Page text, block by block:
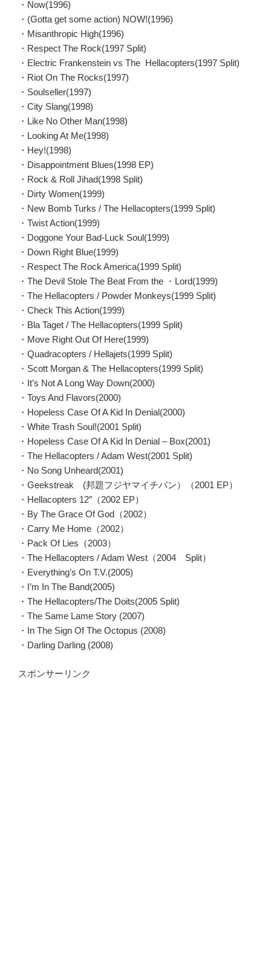
・Now(1996)
・(Gotta get some action) NOW!(1996)
・Misanthropic High(1996)
・Respect The Rock(1997 Split)
・Electric Frankenstein vs The Hellacopters(1997 Split)
・Riot On The Rocks(1997)
・Soulseller(1997)
・City Slang(1998)
・Like No Other Man(1998)
・Looking At Me(1998)
・Hey!(1998)
・Disappointment Blues(1998 EP)
・Rock & Roll Jihad(1998 Split)
・Dirty Women(1999)
・New Bomb Turks / The Hellacopters(1999 Split)
・Twist Action(1999)
・Doggone Your Bad-Luck Soul(1999)
・Down Right Blue(1999)
・Respect The Rock America(1999 Split)
・The Devil Stole The Beat From the ・Lord(1999)
・The Hellacopters / Powder Monkeys(1999 Split)
・Check This Action(1999)
・Bla Taget / The Hellacopters(1999 Split)
・Move Right Out Of Here(1999)
・Quadracopters / Hellajets(1999 Split)
・Scott Morgan & The Hellacopters(1999 Split)
・It’s Not A Long Way Down(2000)
・Toys And Flavors(2000)
・Hopeless Case Of A Kid In Denial(2000)
・White Trash Soul!(2001 Split)
・Hopeless Case Of A Kid In Denial – Box(2001)
・The Hellacopters / Adam West(2001 Split)
・No Song Unheard(2001)
・Geekstreak (邦題フジヤマイチバン）（2001 EP）
・Hellacopters 12″（2002 EP）
・By The Grace Of God（2002）
・Carry Me Home（2002）
・Pack Of Lies（2003）
・The Hellacopters / Adam West（2004 Split）
・Everything’s On T.V.(2005)
・I’m In The Band(2005)
・The Hellacopters/The Doits(2005 Split)
・The Same Lame Story (2007)
・In The Sign Of The Octopus (2008)
・Darling Darling (2008)
スポンサーリンク